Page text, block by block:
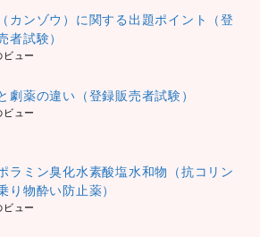
カンゾウ）に関する出題ポイント（登
者試験）
ュー
劇薬の違い（登録販売者試験）
ュー
ラミン臭化水素酸塩水和物（抗コリン
り物酔い防止薬）
ュー